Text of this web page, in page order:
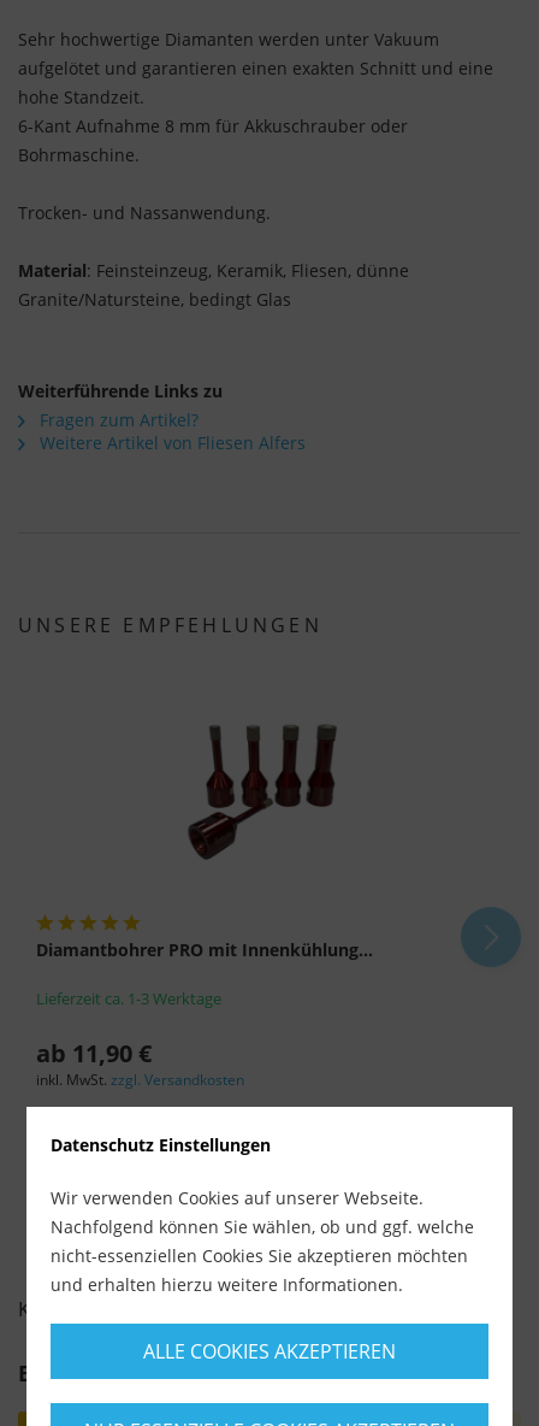
Sehr hochwertige Diamanten werden unter Vakuum
aufgelötet und garantieren einen exakten Schnitt und eine
hohe Standzeit.
6-Kant Aufnahme 8 mm für Akkuschrauber oder
Bohrmaschine.
Trocken- und Nassanwendung.
Material: Feinsteinzeug, Keramik, Fliesen, dünne
Granite/Natursteine, bedingt Glas
Weiterführende Links zu
Fragen zum Artikel?
Weitere Artikel von Fliesen Alfers
UNSERE EMPFEHLUNGEN
Diamantbohrer PRO mit Innenkühlung...
Lieferzeit ca. 1-3 Werktage
ab 11,90 €
inkl. MwSt. zzgl. Versandkosten
-
KUNDENBEWERTUNGEN FÜR
Bewertung schreiben
Datenschutz Einstellungen
Wir verwenden Cookies auf unserer Webseite.
Nachfolgend können Sie wählen, ob und ggf. welche
nicht-essenziellen Cookies Sie akzeptieren möchten
und erhalten hierzu weitere Informationen.
ALLE COOKIES AKZEPTIEREN